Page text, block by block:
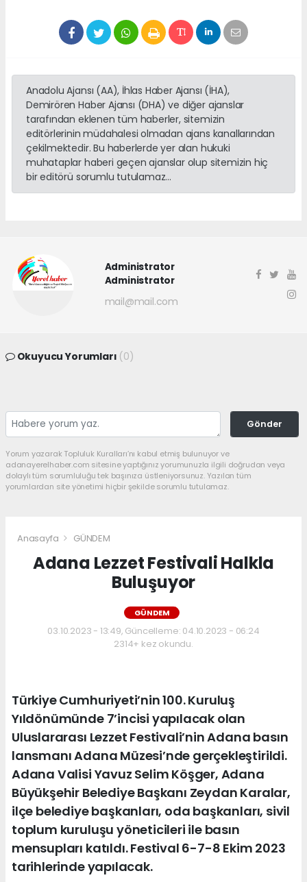
Anadolu Ajansı (AA), İhlas Haber Ajansı (İHA),
Demirören Haber Ajansı (DHA) ve diğer ajanslar
tarafından eklenen tüm haberler, sitemizin
editörlerinin müdahalesi olmadan ajans kanallarından
çekilmektedir. Bu haberlerde yer alan hukuki
muhataplar haberi geçen ajanslar olup sitemizin hiç
bir editörü sorumlu tutulamaz...
Administrator
Administrator
mail@mail.com
Okuyucu Yorumları (0)
Gönder
Yorum yazarak Topluluk Kuralları’nı kabul etmiş bulunuyor ve
adanayerelhaber.com sitesine yaptığınız yorumunuzla ilgili doğrudan veya
dolaylı tüm sorumluluğu tek başınıza üstleniyorsunuz. Yazılan tüm
yorumlardan site yönetimi hiçbir şekilde sorumlu tutulamaz.
Anasayfa GÜNDEM
Adana Lezzet Festivali Halkla
Buluşuyor
GÜNDEM
03.10.2023 - 13:49, Güncelleme: 04.10.2023 - 06:24
2314+ kez okundu.
Türkiye Cumhuriyeti’nin 100. Kuruluş
Yıldönümünde 7’incisi yapılacak olan
Uluslararası Lezzet Festivali’nin Adana basın
lansmanı Adana Müzesi’nde gerçekleştirildi.
Adana Valisi Yavuz Selim Köşger, Adana
Büyükşehir Belediye Başkanı Zeydan Karalar,
ilçe belediye başkanları, oda başkanları, sivil
toplum kuruluşu yöneticileri ile basın
mensupları katıldı. Festival 6-7-8 Ekim 2023
tarihlerinde yapılacak.